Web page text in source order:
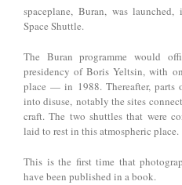
spaceplane, Buran, was
Space Shuttle.
The Buran programme would
presidency of Boris Yeltsin, with
place — in 1988. Thereafter, parts
into disuse, notably the sites
craft. The two shuttles that were
laid to rest in this atmospheric place.
This is the first time that
have been published in a book.